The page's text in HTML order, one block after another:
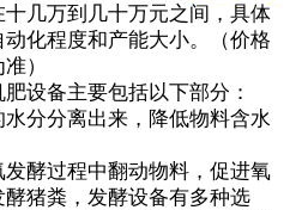
十几万到几十万元之间，具体
化程度和产能大小。（价格
）
设备主要包括以下部分：
分分离出来，降低物料含水
发酵过程中翻动物料，促进氧
猪粪，发酵设备有多种选